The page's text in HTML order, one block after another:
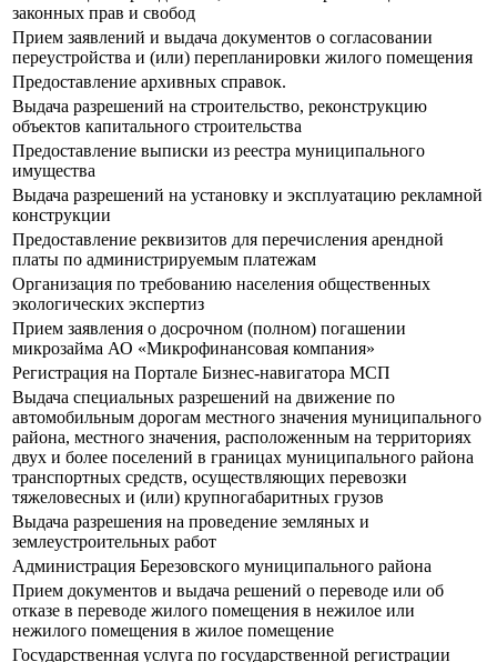
законных прав и свобод
Прием заявлений и выдача документов о согласовании
переустройства и (или) перепланировки жилого помещения
Предоставление архивных справок.
Выдача разрешений на строительство, реконструкцию
объектов капитального строительства
Предоставление выписки из реестра муниципального
имущества
Выдача разрешений на установку и эксплуатацию рекламной
конструкции
Предоставление реквизитов для перечисления арендной
платы по администрируемым платежам
Организация по требованию населения общественных
экологических экспертиз
Прием заявления о досрочном (полном) погашении
микрозайма АО «Микрофинансовая компания»
Регистрация на Портале Бизнес-навигатора МСП
Выдача специальных разрешений на движение по
автомобильным дорогам местного значения муниципального
района, местного значения, расположенным на территориях
двух и более поселений в границах муниципального района
транспортных средств, осуществляющих перевозки
тяжеловесных и (или) крупногабаритных грузов
Выдача разрешения на проведение земляных и
землеустроительных работ
Администрация Березовского муниципального района
Прием документов и выдача решений о переводе или об
отказе в переводе жилого помещения в нежилое или
нежилого помещения в жилое помещение
Государственная услуга по государственной регистрации